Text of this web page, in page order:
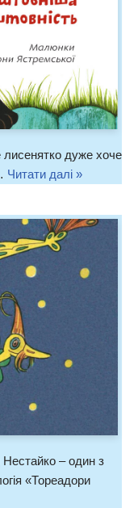
лисенятко дуже хоче
Читати далі »
Нестайко – один з
«Тореадори